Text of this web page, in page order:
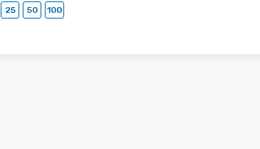
25 50 100